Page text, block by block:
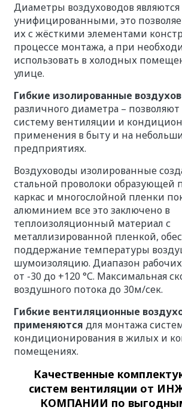
Диаметры воздуховодов являются
унифицированными, это
их с жёсткими элементами
процессе монтажа, а при
использовать в холодных
улице.
Гибкие изолированные
различного диаметра –
систему вентиляции и
применения в быту и на
предприятиях.
Воздуховоды изолированные
стальной проволоки образующей
каркас и многослойной пленки
алюминием все это заключено в
теплоизоляционный материал с
металлизированной пленкой,
поддержание температуры
шумоизоляцию. Диапазон
от -30 до +120 °С. Максимальная
воздушного потока до 30м/сек.
Гибкие вентиляционные
применяются для монтажа
кондиционирования в жилых и
помещениях.
Качественные
систем вентиляции от
КОМПАНИИ по